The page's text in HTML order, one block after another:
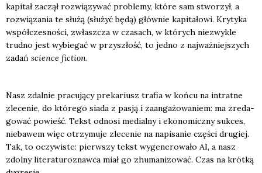
kapi­tał zaczął roz­wią­zy­wać pro­ble­my, któ­re sam stwo­rzył, a
roz­wią­za­nia te słu­żą (słu­żyć będą) głów­nie kapi­ta­ło­wi. Kry­ty­ka
współ­cze­sno­ści, zwłasz­cza w cza­sach, w któ­rych nie­zwy­kle
trud­no jest wybie­gać w przy­szłość, to jed­no z naj­waż­niej­szych
zadań scien­ce fic­tion.
Nasz zdal­nie pra­cu­ją­cy pre­ka­riusz tra­fia w koń­cu na intrat­ne
zle­ce­nie, do któ­re­go sia­da z pasją i zaan­ga­żo­wa­niem: ma zre­da­
go­wać powieść. Tekst odno­si medial­ny i eko­no­micz­ny suk­ces,
nie­ba­wem więc otrzy­mu­je zle­ce­nie na napi­sa­nie czę­ści dru­giej.
Tak, to oczy­wi­ste: pierw­szy tekst wyge­ne­ro­wa­ło AI, a nasz
zdol­ny lite­ra­tu­ro­znaw­ca miał go zhu­ma­ni­zo­wać. Czas na krót­ką